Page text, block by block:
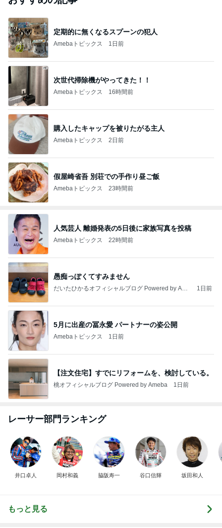
定期的に無くなるスプーンの犯人
Amebaトピックス 1日前
次世代掃除機がやってきた！！
Amebaトピックス 16時間前
購入したキャップを被りたがる主人
Amebaトピックス 2日前
假屋崎省吾 別荘での手作り昼ご飯
Amebaトピックス 23時間前
人気芸人 離婚発表の5日後に家族写真を投稿
Amebaトピックス 22時間前
愚痴っぽくてすみません
だいたひかるオフィシャルブログ Powered by Ame
1日前
5月に出産の冨永愛 パートナーの姿公開
Amebaトピックス 1日前
【注文住宅】すでにリフォームを、検討している。
桃オフィシャルブログ Powered by Ameba 1日前
レーサー部門ランキング
井口卓人 岡村和義 脇阪寿一 谷口信輝 坂田和人
もっと見る